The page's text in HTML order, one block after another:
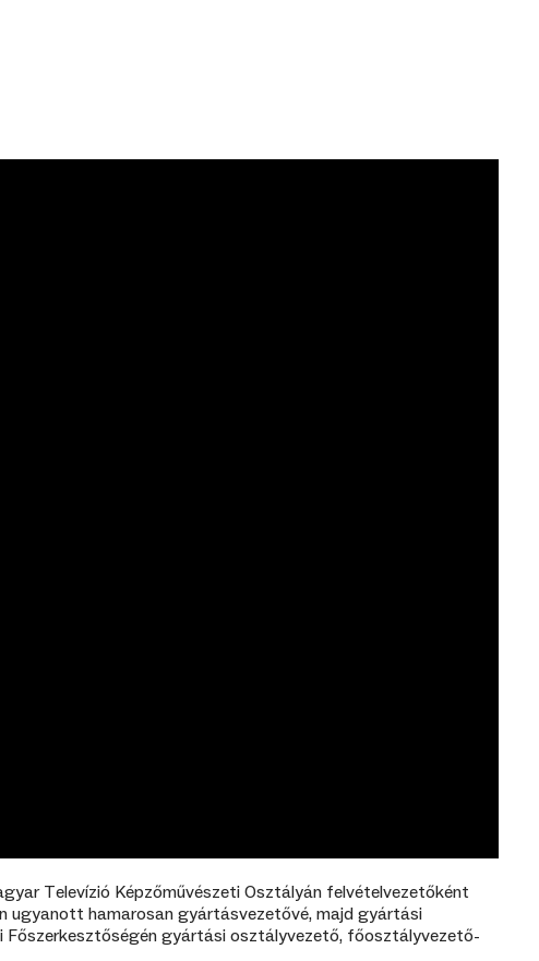
Televízió Képzőművészeti Osztályán felvételvezetőként
ugyanott hamarosan gyártásvezetővé, majd gyártási
Főszerkesztőségén gyártási osztályvezető, főosztályvezető-